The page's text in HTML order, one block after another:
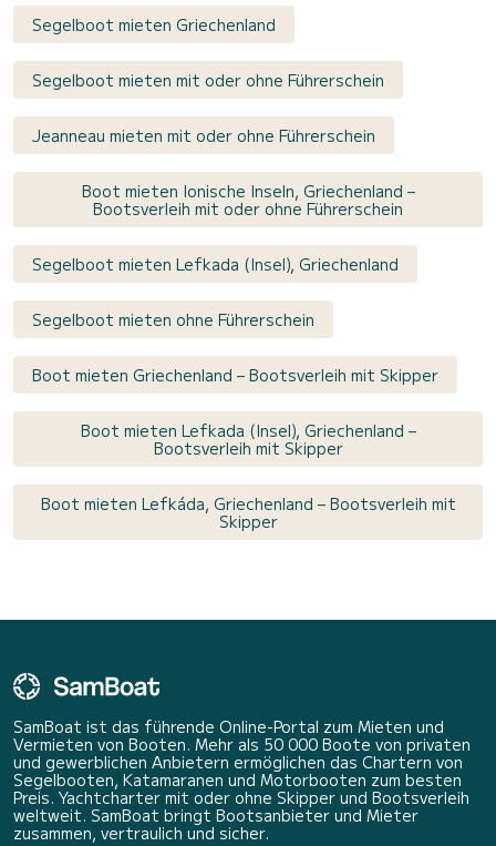
Segelboot mieten Griechenland
Segelboot mieten mit oder ohne Führerschein
Jeanneau mieten mit oder ohne Führerschein
Boot mieten Ionische Inseln, Griechenland –
Bootsverleih mit oder ohne Führerschein
Segelboot mieten Lefkada (Insel), Griechenland
Segelboot mieten ohne Führerschein
Boot mieten Griechenland – Bootsverleih mit Skipper
Boot mieten Lefkada (Insel), Griechenland –
Bootsverleih mit Skipper
Boot mieten Lefkáda, Griechenland – Bootsverleih mit
Skipper
SamBoat ist das führende Online-Portal zum Mieten und
Vermieten von Booten. Mehr als 50 000 Boote von privaten
und gewerblichen Anbietern ermöglichen das Chartern von
Segelbooten, Katamaranen und Motorbooten zum besten
Preis. Yachtcharter mit oder ohne Skipper und Bootsverleih
weltweit. SamBoat bringt Bootsanbieter und Mieter
zusammen, vertraulich und sicher.